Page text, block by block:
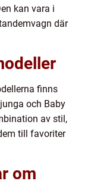
kan vara i
där
finns
och Baby
av stil,
till favoriter
om